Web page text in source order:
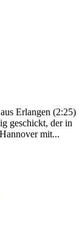
Erlangen (2:25)
geschickt, der in
mit...